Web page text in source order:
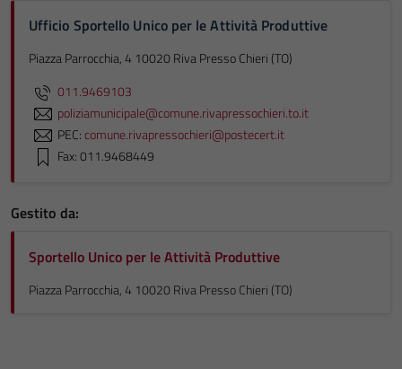
Ufficio Sportello Unico per le Attività Produttive
Piazza Parrocchia, 4 10020 Riva Presso Chieri (TO)
011.9469103
poliziamunicipale@comune.rivapressochieri.to.it
PEC:comune.rivapressochieri@postecert.it
Fax: 011.9468449
Gestito da:
Sportello Unico per le Attività Produttive
Piazza Parrocchia, 4 10020 Riva Presso Chieri (TO)